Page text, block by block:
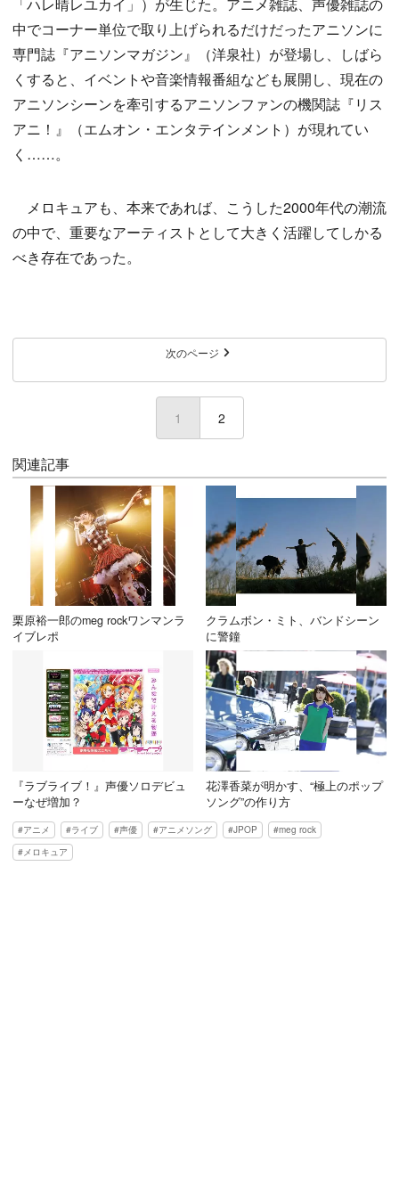
中でコーナー単位で取り上げられるだけだったアニソンに
専門誌『アニソンマガジン』（洋泉社）が登場し、しばら
くすると、イベントや音楽情報番組なども展開し、現在の
アニソンシーンを牽引するアニソンファンの機関誌『リス
アニ！』（エムオン・エンタテインメント）が現れてい
く……。
メロキュアも、本来であれば、こうした2000年代の潮流
の中で、重要なアーティストとして大きく活躍してしかる
べき存在であった。
次のページ
1 (current)
2
関連記事
栗原裕一郎のmeg rockワンマンラ
イブレポ
クラムボン・ミト、バンドシーン
に警鐘
『ラブライブ！』声優ソロデビュ
ーなぜ増加？
花澤香菜が明かす、“極上のポップ
ソング”の作り方
アニメ ライブ 声優 アニメソング JPOP
meg rock
メロキュア